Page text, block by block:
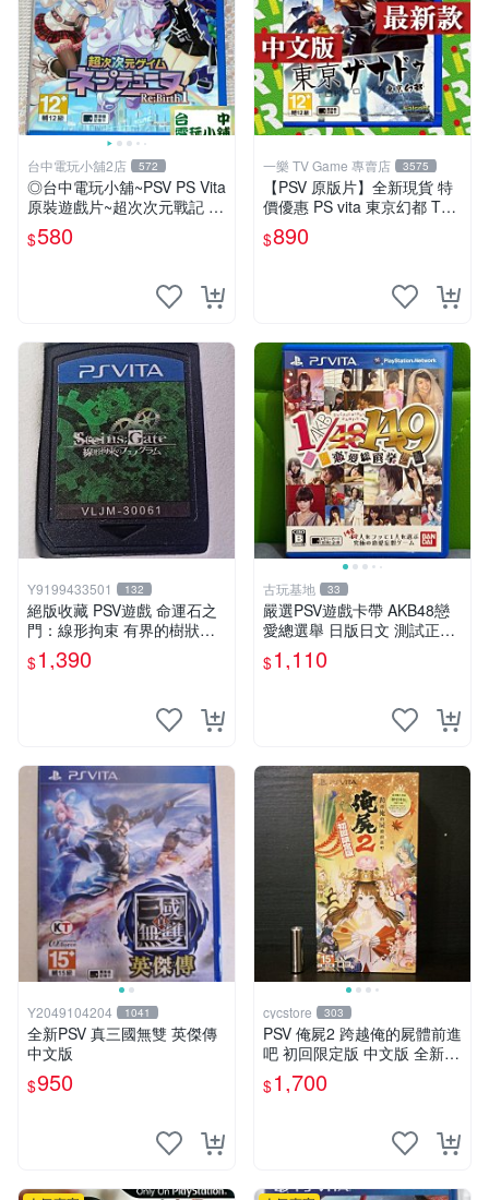
台中電玩小舖2店 572
◎台中電玩小舖~PSV PS Vita
原裝遊戲片~超次次元戰記 戰
$580
一樂 TV Game 專賣店 3575
【PSV 原版片】全新現貨 特
價優惠 PS vita 東京幻都 TOK
YO XANADU 中文版【台中一
樂電玩】
$890
Y9199433501 132
絕版收藏 PSV遊戲 命運石之
門：線形拘束 有界的樹狀圖
日版 VLJM-30061
$1,390
古玩基地 33
嚴選PSV遊戲卡帶 AKB48戀
愛總選舉 日版日文 測試正常
游戲卡帶 磨痕 壓痕 成色圖
$1,110
Y2049104204 1041
全新PSV 真三國無雙 英傑傳
中文版
$950
cycstore 303
PSV 俺屍2 跨越俺的屍體前進
吧 初回限定版 中文版 全新未
拆封 X200
$1,700